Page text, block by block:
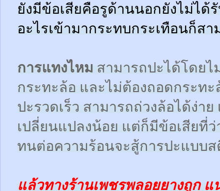
ยังมีข้อเสียคือรูด้านนอกยังไม่ได้
อะไรเข้ามากระทบกระเทือนก็ส
การแทงไหม สามารถปะได้โดยไ
กระทะล้อ และไม่ต้องถอดกระทะ
ปะรวดเร็ว สามารถถ่วงล้อได้ง่า
เปลี่ยนแปลงน้อย แต่ก็มีข้อเสียที่
ทนต่อความร้อนจะสู้การปะแบบ
แล้วทางร้านเพชรพลอยยางถูก